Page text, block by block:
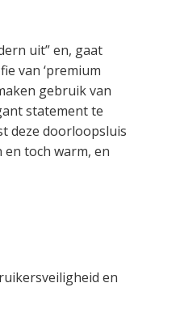
uit” en, gaat
van ‘premium
gebruik van
statement te
deze doorloopsluis
toch warm, en
en